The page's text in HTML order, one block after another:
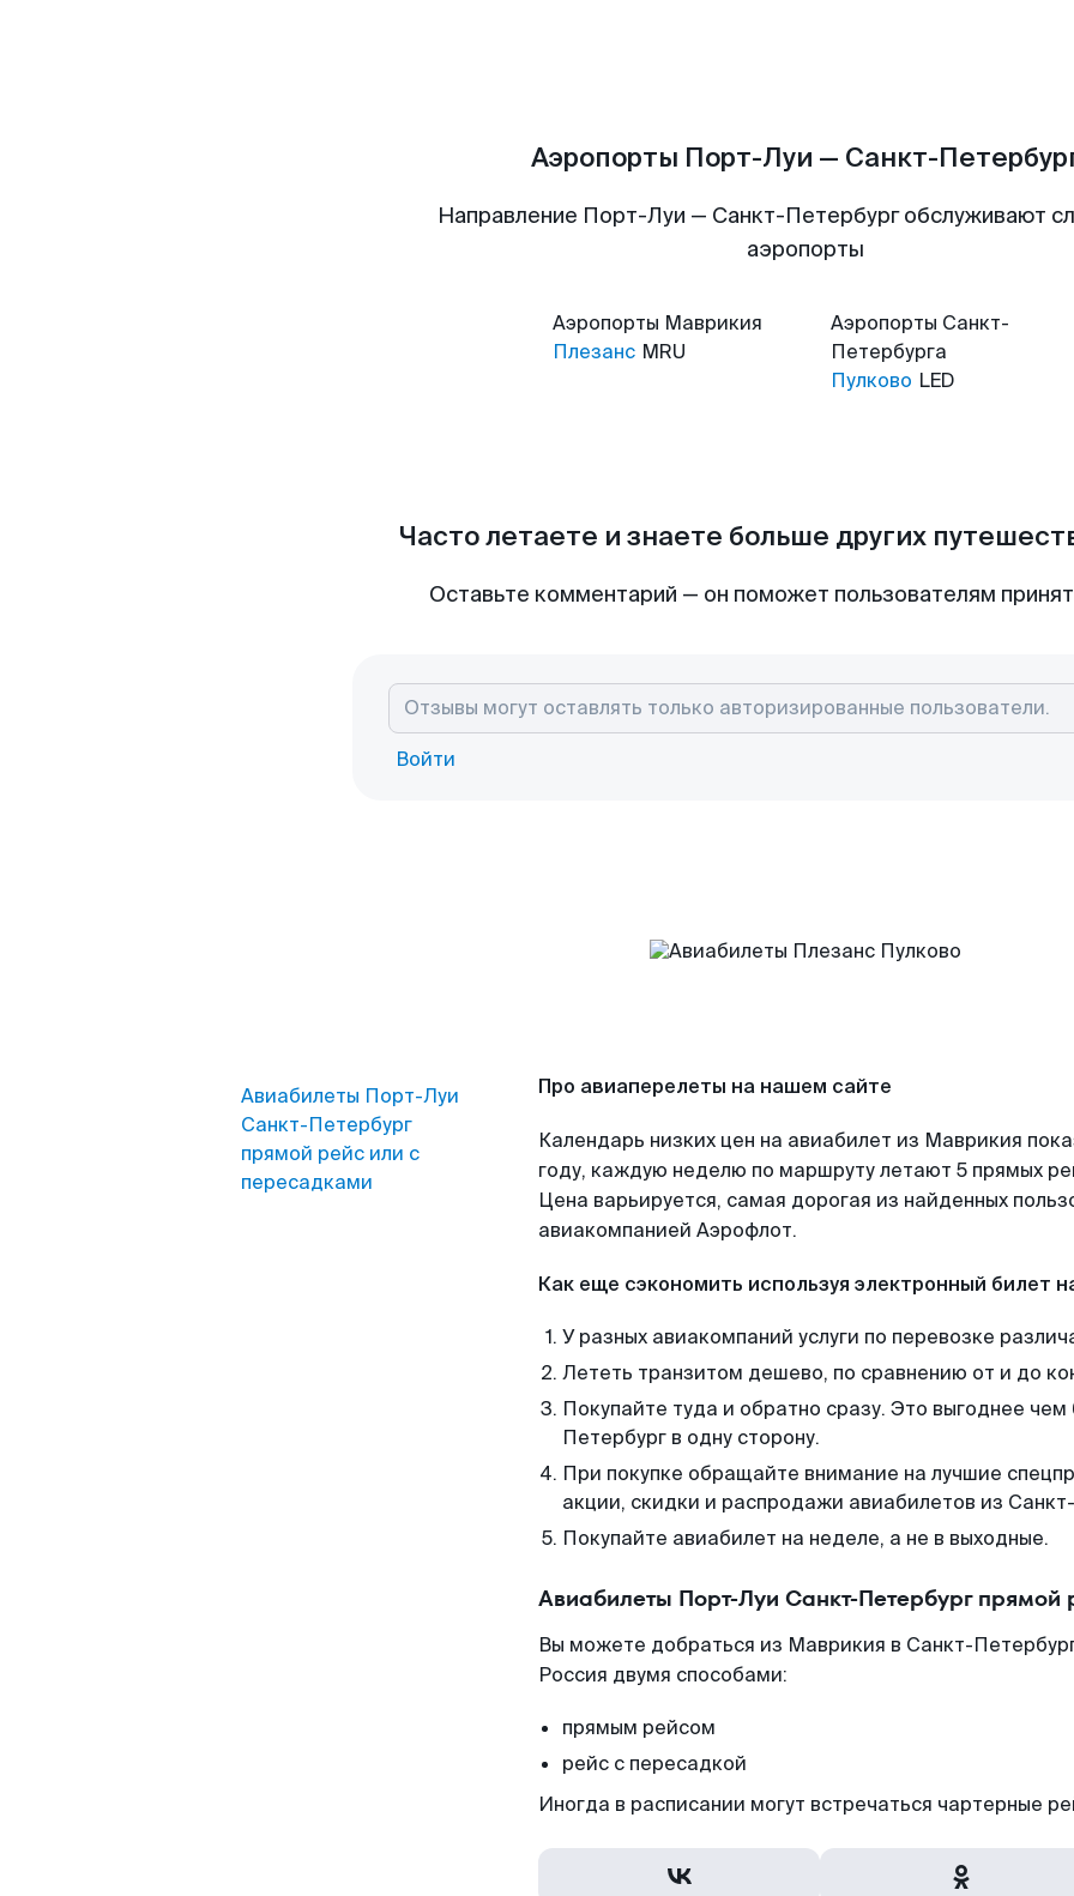
Аэропорты Порт-Луи — Санкт-
Направление Порт-Луи — Санкт-Петербург обслуживают
аэропорты
Аэропорты Маврикия
Плезанс MRU
Аэропорты Санкт-
Петербурга
Пулково LED
Часто летаете и знаете больше других
Оставьте комментарий — он поможет пользователям
Войти
Авиабилеты Порт-Луи
Санкт-Петербург
прямой рейс или с
пересадками
Про авиаперелеты на нашем сайте
Календарь низких цен на авиабилет из Маврикия
году, каждую неделю по маршруту летают 5 прямых
Цена варьируется, самая дорогая из найденных
авиакомпанией Аэрофлот.
Как еще сэкономить используя электронный билет
У разных авиакомпаний услуги по перевозке
Лететь транзитом дешево, по сравнению от и до
Покупайте туда и обратно сразу. Это выгоднее
Петербург в одну сторону.
При покупке обращайте внимание на лучшие
акции, скидки и распродажи авиабилетов из
Покупайте авиабилет на неделе, а не в выходные.
Авиабилеты Порт-Луи Санкт-Петербург
Вы можете добраться из Маврикия в Санкт-
Россия двумя способами:
прямым рейсом
рейс с пересадкой
Иногда в расписании могут встречаться чартерные